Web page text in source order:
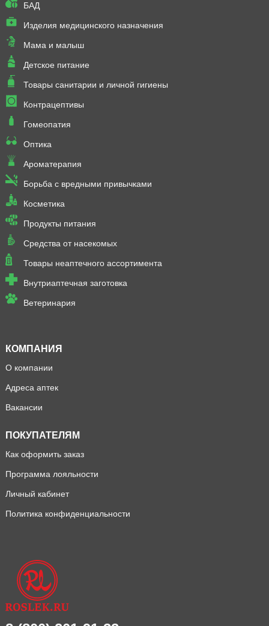
БАД
Изделия медицинского назначения
Мама и малыш
Детское питание
Товары санитарии и личной гигиены
Контрацептивы
Гомеопатия
Оптика
Ароматерапия
Борьба с вредными привычками
Косметика
Продукты питания
Средства от насекомых
Товары неаптечного ассортимента
Внутриаптечная заготовка
Ветеринария
КОМПАНИЯ
О компании
Адреса аптек
Вакансии
ПОКУПАТЕЛЯМ
Как оформить заказ
Программа лояльности
Личный кабинет
Политика конфиденциальности